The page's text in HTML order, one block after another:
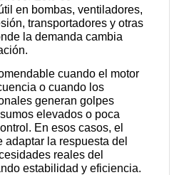
en bombas, ventiladores,
transportadores y otras
la demanda cambia
cuando el motor
o cuando los
generan golpes
elevados o poca
En esos casos, el
adaptar la respuesta del
reales del
estabilidad y eficiencia.